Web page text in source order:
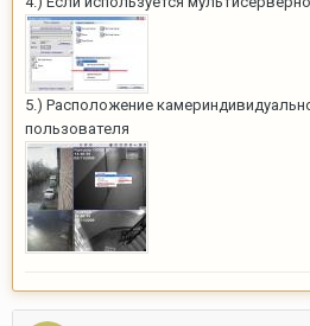
5.) Расположение
пользователя